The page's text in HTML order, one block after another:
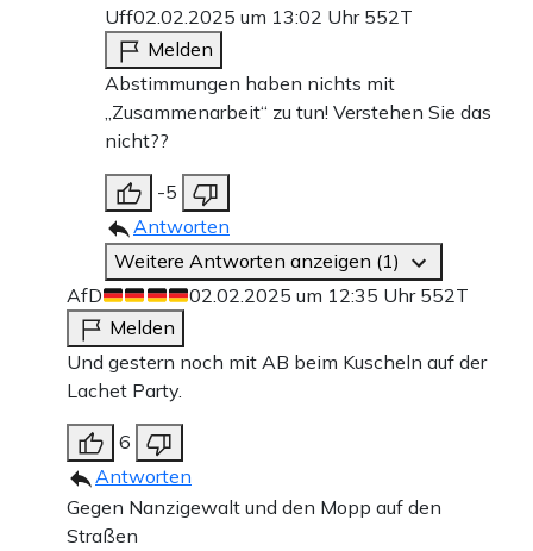
Uff02.02.2025 um 13:02 Uhr 552T
Melden
Abstimmungen haben nichts mit
„Zusammenarbeit“ zu tun! Verstehen Sie das
nicht??
-5
Antworten
Weitere Antworten anzeigen (1)
AfD
02.02.2025 um 12:35 Uhr 552T
Melden
Und gestern noch mit AB beim Kuscheln auf der
Lachet Party.
6
Antworten
Gegen Nanzigewalt und den Mopp auf den
Straßen